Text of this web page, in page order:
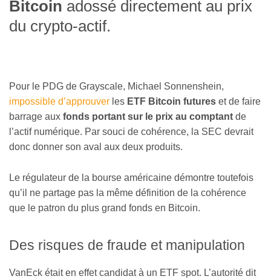
Bitcoin adossé directement au prix
du crypto-actif.
Pour le PDG de Grayscale, Michael Sonnenshein,
impossible d’approuver les ETF Bitcoin futures et de faire
barrage aux fonds portant sur le prix au comptant de
l’actif numérique. Par souci de cohérence, la SEC devrait
donc donner son aval aux deux produits.
Le régulateur de la bourse américaine démontre toutefois
qu’il ne partage pas la même définition de la cohérence
que le patron du plus grand fonds en Bitcoin.
Des risques de fraude et manipulation
VanEck était en effet candidat à un ETF spot. L’autorité dit